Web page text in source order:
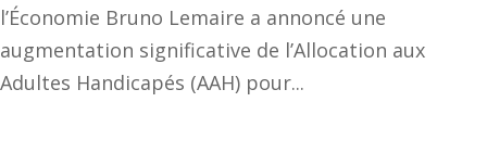
l’Économie Bruno Lemaire a annoncé une
augmentation significative de l’Allocation aux
Adultes Handicapés (AAH) pour...